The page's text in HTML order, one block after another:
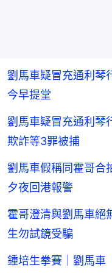
劉馬車疑冒充通利
今早提堂
劉馬車疑冒充通利
欺詐等3罪被捕
劉馬車假稱同霍哥
夕夜回港報警
霍哥澄清與劉馬車
生勿試鏡受騙
鍾培生拳賽｜劉馬